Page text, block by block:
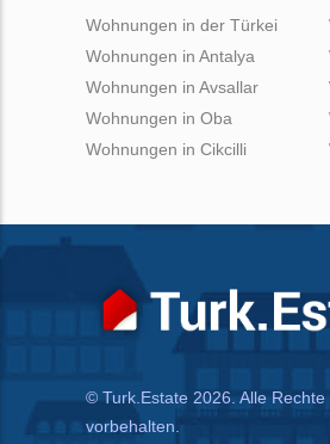
Wohnungen in der Türkei
Wohnungen in Antalya
Wohnungen in Avsallar
Wohnungen in Oba
Wohnungen in Cikcilli
© Turk.Estate 2026. Alle Rechte
vorbehalten.